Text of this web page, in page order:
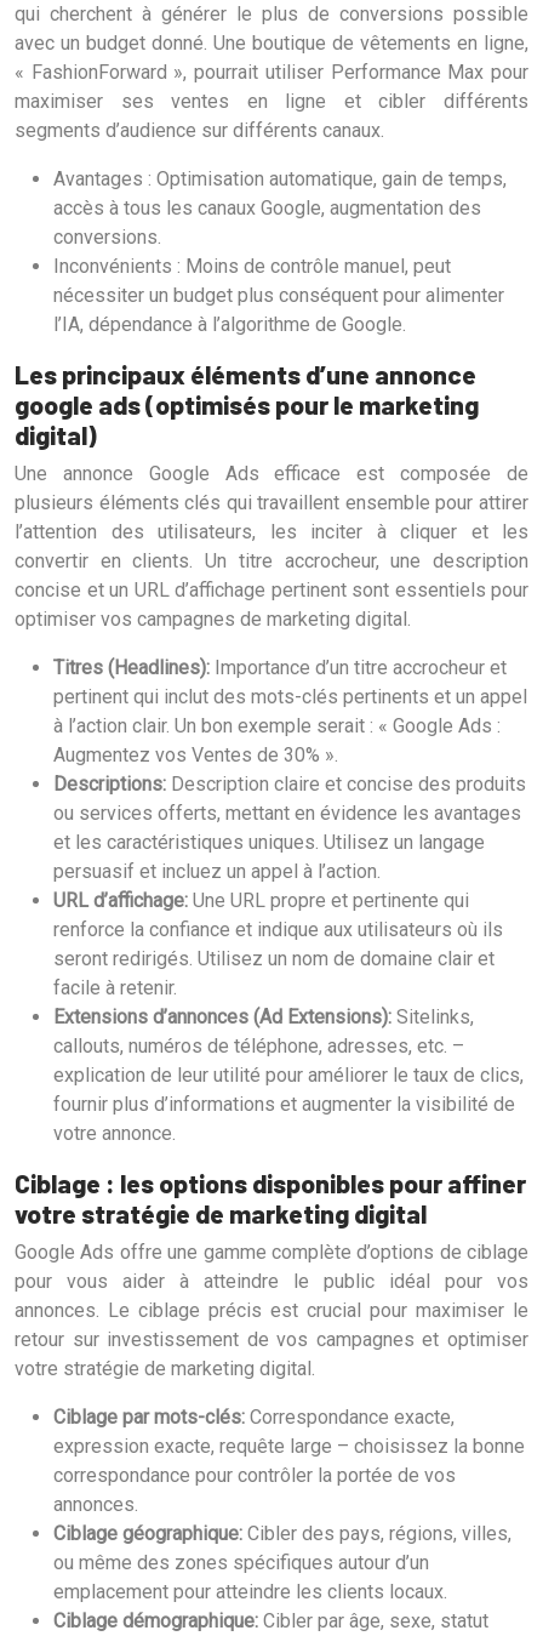
qui cherchent à générer le plus de conversions possible
avec un budget donné. Une boutique de vêtements en ligne,
« FashionForward », pourrait utiliser Performance Max pour
maximiser ses ventes en ligne et cibler différents
segments d’audience sur différents canaux.
Avantages : Optimisation automatique, gain de temps,
accès à tous les canaux Google, augmentation des
conversions.
Inconvénients : Moins de contrôle manuel, peut
nécessiter un budget plus conséquent pour alimenter
l’IA, dépendance à l’algorithme de Google.
Les principaux éléments d’une annonce
google ads (optimisés pour le marketing
digital)
Une annonce Google Ads efficace est composée de
plusieurs éléments clés qui travaillent ensemble pour attirer
l’attention des utilisateurs, les inciter à cliquer et les
convertir en clients. Un titre accrocheur, une description
concise et un URL d’affichage pertinent sont essentiels pour
optimiser vos campagnes de marketing digital.
Titres (Headlines): Importance d’un titre accrocheur et
pertinent qui inclut des mots-clés pertinents et un appel
à l’action clair. Un bon exemple serait : « Google Ads :
Augmentez vos Ventes de 30% ».
Descriptions: Description claire et concise des produits
ou services offerts, mettant en évidence les avantages
et les caractéristiques uniques. Utilisez un langage
persuasif et incluez un appel à l’action.
URL d’affichage: Une URL propre et pertinente qui
renforce la confiance et indique aux utilisateurs où ils
seront redirigés. Utilisez un nom de domaine clair et
facile à retenir.
Extensions d’annonces (Ad Extensions): Sitelinks,
callouts, numéros de téléphone, adresses, etc. –
explication de leur utilité pour améliorer le taux de clics,
fournir plus d’informations et augmenter la visibilité de
votre annonce.
Ciblage : les options disponibles pour affiner
votre stratégie de marketing digital
Google Ads offre une gamme complète d’options de ciblage
pour vous aider à atteindre le public idéal pour vos
annonces. Le ciblage précis est crucial pour maximiser le
retour sur investissement de vos campagnes et optimiser
votre stratégie de marketing digital.
Ciblage par mots-clés: Correspondance exacte,
expression exacte, requête large – choisissez la bonne
correspondance pour contrôler la portée de vos
annonces.
Ciblage géographique: Cibler des pays, régions, villes,
ou même des zones spécifiques autour d’un
emplacement pour atteindre les clients locaux.
Ciblage démographique: Cibler par âge, sexe, statut